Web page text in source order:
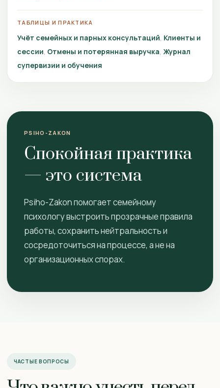
ТАБЛИЦЫ И ПРАКТИКА
Учёт семейных и парных консультаций Клиенты и
сессии Отмены и потерянная выручка Журнал
супервизии и обучения
PSIHO-ZAKON
Спокойная практика
— это система
Psiho-Zakon помогает семейному
психологу выстроить прозрачные правила
работы, сохранить нейтральность и
сосредоточиться на процессе, а не на
организационных спорах.
ЧАСТЫЕ ВОПРОСЫ